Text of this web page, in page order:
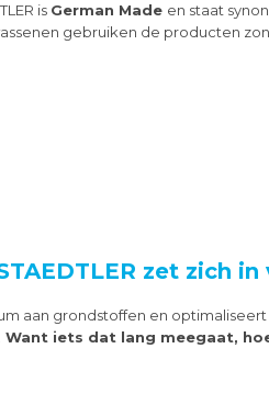
is German Made en staat
gebruiken de producten
zet zich
aan grondstoffen en
Want iets dat lang meegaat,